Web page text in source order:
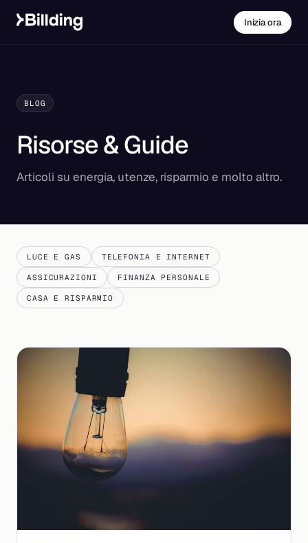
Inizia ora
BLOG
Risorse & Guide
Articoli su energia, utenze, risparmio e molto altro.
LUCE E GAS TELEFONIA E INTERNET
ASSICURAZIONI FINANZA PERSONALE
CASA E RISPARMIO